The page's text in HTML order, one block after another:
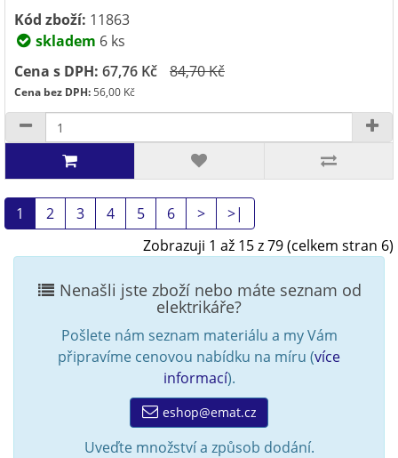
Kód zboží: 11863
skladem 6 ks
Cena s DPH: 67,76 Kč 84,70 Kč
Cena bez DPH:56,00 Kč
1 2 3 4 5 6 >
>|
Zobrazuji 1 až 15 z 79 (celkem stran 6)
Nenašli jste zboží nebo máte seznam od
elektrikáře?
Pošlete nám seznam materiálu a my Vám
připravíme cenovou nabídku na míru (více
informací).
eshop@emat.cz
Uveďte množství a způsob dodání.